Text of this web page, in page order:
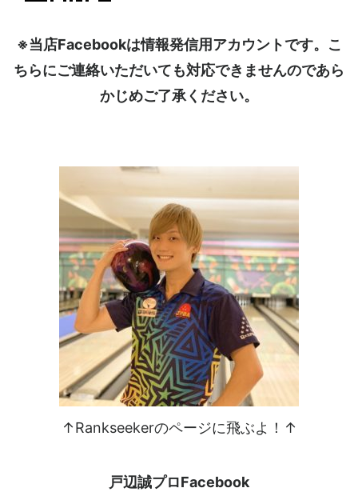
※当店Facebookは情報発信用アカウントです。こ
ちらにご連絡いただいても対応できませんのであら
かじめご了承ください。
↑Rankseekerのページに飛ぶよ！↑
戸辺誠プロFacebook